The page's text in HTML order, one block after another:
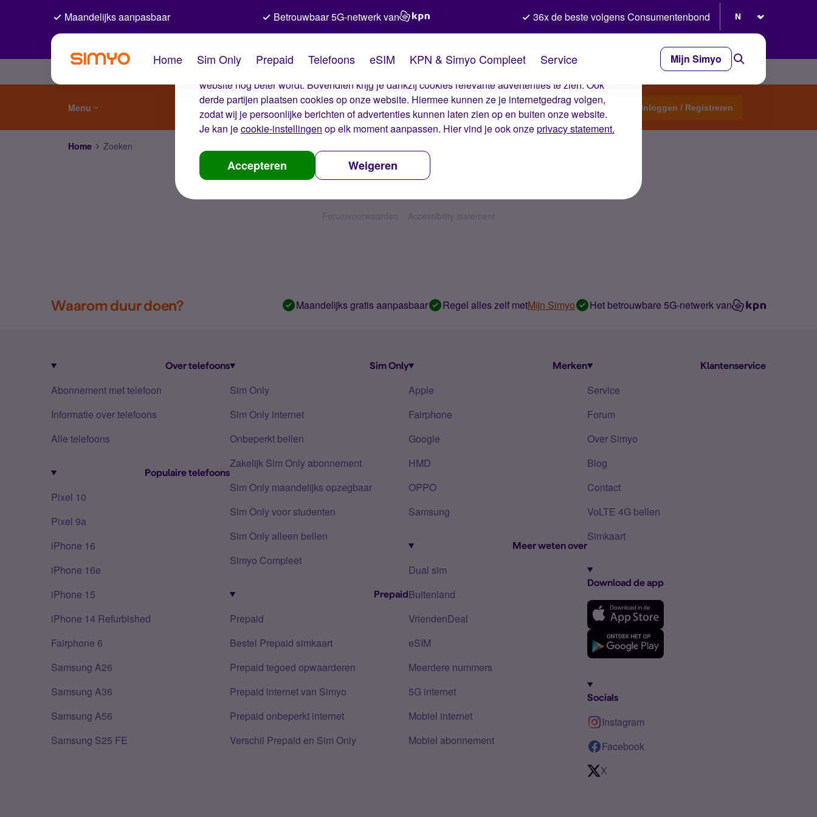
De cookies van Simyo
Wij gebruiken cookies op onze website. Met deze cookies zorgen wij ervoor dat je ervaring op de
website nog beter wordt. Bovendien krijg je dankzij cookies relevante advertenties te zien. Ook
derde partijen plaatsen cookies op onze website. Hiermee kunnen ze je internetgedrag volgen,
zodat wij je persoonlijke berichten of advertenties kunnen laten zien op en buiten onze website.
Je kan jecookie-instellingen op elk moment aanpassen. Hier vind je ook onzeprivacy statement.
Accepteren Weigeren
Maandelijks aanpasbaar Betrouwbaar 5G-netwerk van 36x de beste volgens Consumentenbond
Home Sim Only Prepaid Telefoons eSIM KPN & Simyo Compleet Service Mijn Simyo
Menu Start een topic Inloggen / Registreren
Home Zoeken
Forumvoorwaarden Accessibility statement
Waarom duur doen? Maandelijks gratis aanpasbaar Regel alles zelf metMijn Simyo Het betrouwbare 5G-netwerk van
Over telefoons
Abonnement met telefoon
Informatie over telefoons
Alle telefoons
Populaire telefoons
Pixel 10
Pixel 9a
iPhone 16
iPhone 16e
iPhone 15
iPhone 14 Refurbished
Fairphone 6
Samsung A26
Samsung A36
Samsung A56
Samsung S25 FE
Sim Only
Sim Only
Sim Only internet
Onbeperkt bellen
Zakelijk Sim Only abonnement
Sim Only maandelijks opzegbaar
Sim Only voor studenten
Sim Only alleen bellen
Simyo Compleet
Prepaid
Prepaid
Bestel Prepaid simkaart
Prepaid tegoed opwaarderen
Prepaid internet van Simyo
Prepaid onbeperkt internet
Verschil Prepaid en Sim Only
Merken
Apple
Fairphone
Google
HMD
OPPO
Samsung
Meer weten over
Dual sim
Buitenland
VriendenDeal
eSIM
Meerdere nummers
5G internet
Mobiel internet
Mobiel abonnement
Klantenservice
Service
Forum
Over Simyo
Blog
Contact
VoLTE 4G bellen
Simkaart
Download de app
Socials
Instagram
Facebook
X